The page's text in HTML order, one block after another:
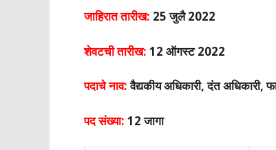
जाहिरात तारीख: 25 जुलै 2022
शेवटची तारीख: 12 ऑगस्ट 2022
पदाचे नाव: वैद्यकीय अधिकारी, दंत अधिकारी,
पद संख्या: 12 जागा